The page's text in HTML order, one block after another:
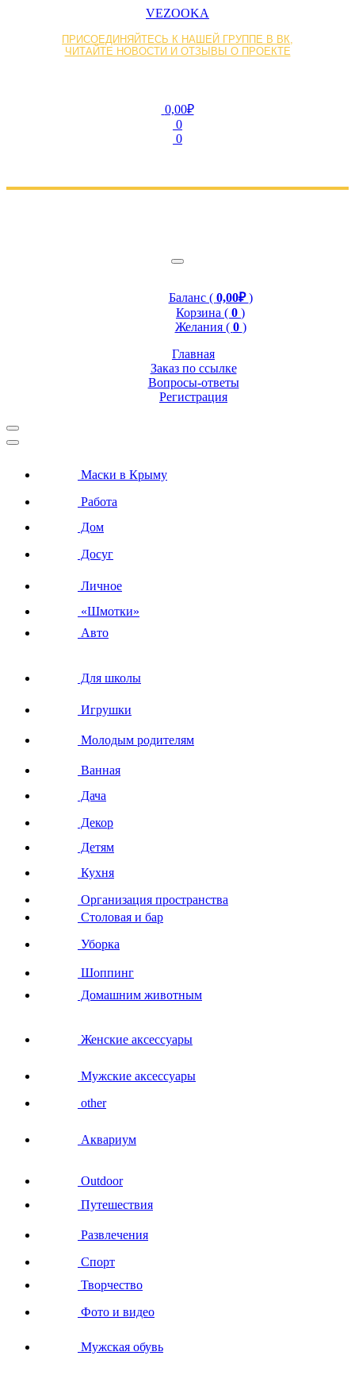
VEZOOKA
ПРИСОЕДИНЯЙТЕСЬ К НАШЕЙ ГРУППЕ В ВК,
ЧИТАЙТЕ НОВОСТИ И ОТЗЫВЫ О ПРОЕКТЕ
0,00₽
0
0
Баланс ( 0,00₽)
Корзина ( 0 )
Желания ( 0 )
Главная
Заказ по ссылке
Вопросы-ответы
Регистрация
Маски в Крыму
Работа
Дом
Досуг
Личное
«Шмотки»
Авто
Для школы
Игрушки
Молодым родителям
Ванная
Дача
Декор
Детям
Кухня
Организация пространства
Столовая и бар
Уборка
Шоппинг
Домашним животным
Женские аксессуары
Мужские аксессуары
other
Аквариум
Outdoor
Путешествия
Развлечения
Спорт
Творчество
Фото и видео
Мужская обувь